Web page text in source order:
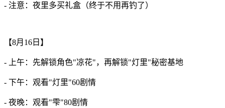
- 注意：夜里多买礼盒（终于不用再钓了）
【8月16日】
- 上午：先解锁角色"凉花"，再解锁"灯里"秘密基地
- 下午：观看"灯里"60剧情
- 夜晚：观看"雫"80剧情